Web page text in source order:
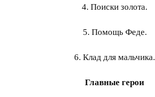
4. Поиски золота.
5. Помощь Феде.
6. Клад для мальчика.
Главные герои